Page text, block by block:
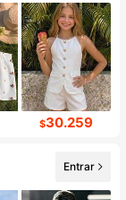
$30.259
Entrar